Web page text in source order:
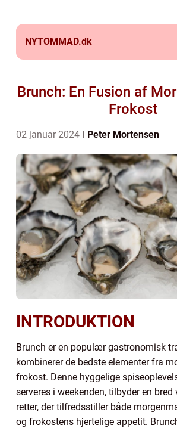
NYTOMMAD.dk
Brunch: En Fusion af
Frokost
02 januar 2024 Peter Mortensen
INTRODUKTION
Brunch er en populær gastronomisk
kombinerer de bedste elementer fra
frokost. Denne hyggelige
serveres i weekenden, tilbyder en
retter, der tilfredsstiller både
og frokostens hjertelige appetit.